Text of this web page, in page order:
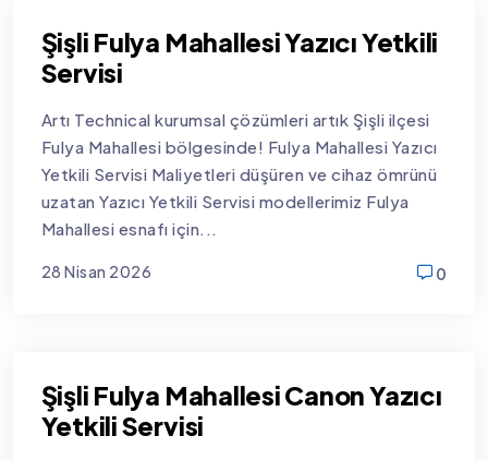
Şişli Fulya Mahallesi Yazıcı Yetkili
Servisi
Artı Technical kurumsal çözümleri artık Şişli ilçesi
Fulya Mahallesi bölgesinde! Fulya Mahallesi Yazıcı
Yetkili Servisi Maliyetleri düşüren ve cihaz ömrünü
uzatan Yazıcı Yetkili Servisi modellerimiz Fulya
Mahallesi esnafı için...
28 Nisan 2026
0
Şişli Fulya Mahallesi Canon Yazıcı
Yetkili Servisi